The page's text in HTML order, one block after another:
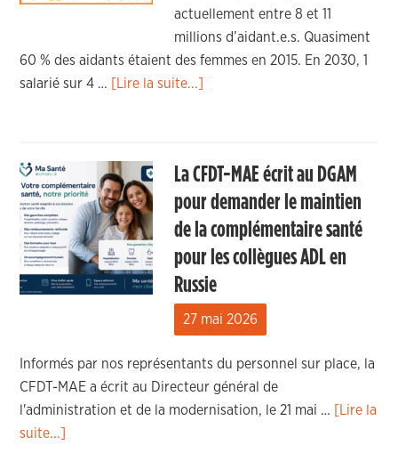
actuellement entre 8 et 11
millions d’aidant.e.s. Quasiment
60 % des aidants étaient des femmes en 2015. En 2030, 1
salarié sur 4 …
[Lire la suite...]
La CFDT-MAE écrit au DGAM
pour demander le maintien
de la complémentaire santé
pour les collègues ADL en
Russie
27 mai 2026
Informés par nos représentants du personnel sur place, la
CFDT-MAE a écrit au Directeur général de
l'administration et de la modernisation, le 21 mai …
[Lire la
suite...]